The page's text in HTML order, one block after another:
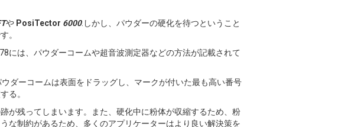
や PosiTector 6000.しかし、パウダーの硬化を待つということ
。
には、パウダーコームや超音波測定器などの方法が記載されて
ダーコームは表面をドラッグし、マークが付いた最も高い番号
る。
が残ってしまいます。また、硬化中に粉体が収縮するため、粉
な制約があるため、多くのアプリケーターはより良い解決策を